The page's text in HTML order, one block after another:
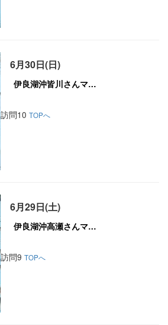
6月30日(日)
訪問10 TOPへ
6月29日(土)
訪問9 TOPへ